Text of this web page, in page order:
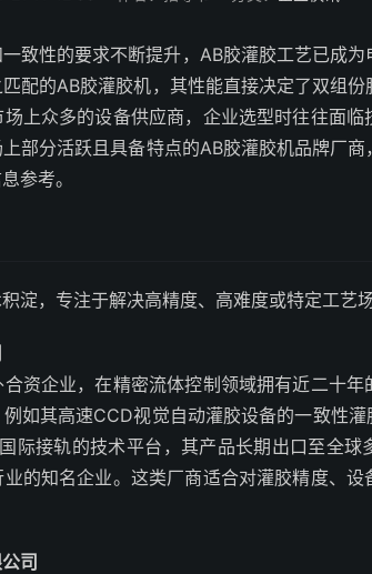
致性的要求不断提升，AB胶灌胶工艺已成
配的AB胶灌胶机，其性能直接决定了双组
上众多的设备供应商，企业选型时往往面
部分活跃且具备特点的AB胶灌胶机品牌厂
参考。
淀，专注于解决高精度、高难度或特定工艺
资企业，在精密流体控制领域拥有近二十
如其高速CCD视觉自动灌胶设备的一致性
际接轨的技术平台，其产品长期出口至全球
的知名企业。这类厂商适合对灌胶精度、设
司